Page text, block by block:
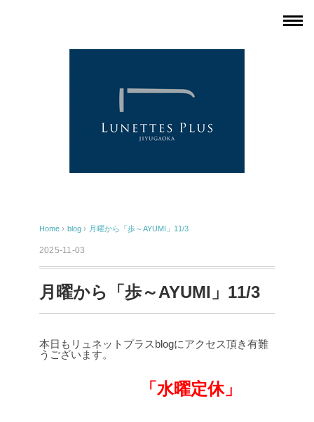
Home › blog › 月曜から「歩～AYUMI」11/3
2025-11-03
月曜から「歩～AYUMI」11/3
本日もリュネットプラスblogにアクセス頂き有難
うございます。
「水曜定休」